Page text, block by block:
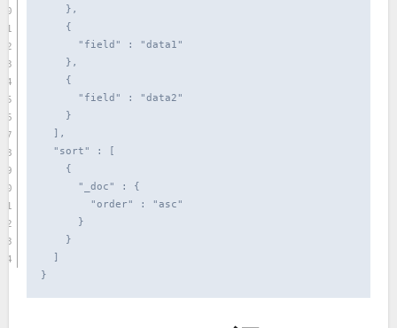
    },
    {
      "field" : "data1"
    },
    {
      "field" : "data2"
    }
  ],
  "sort" : [
    {
      "_doc" : {
        "order" : "asc"
      }
    }
  ]
}